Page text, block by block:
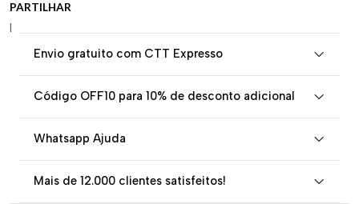
PARTILHAR
|
Envio gratuito com CTT Expresso
Código OFF10 para 10% de desconto adicional
Whatsapp Ajuda
Mais de 12.000 clientes satisfeitos!